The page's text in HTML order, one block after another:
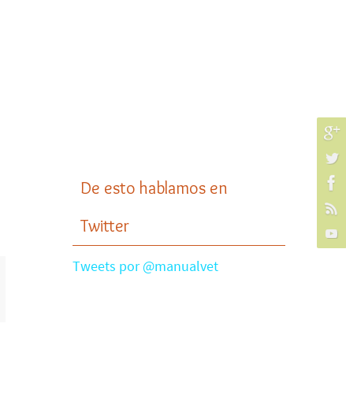
De esto hablamos en
Twitter
Tweets por @manualvet